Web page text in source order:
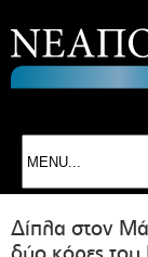
Δίπλα στον